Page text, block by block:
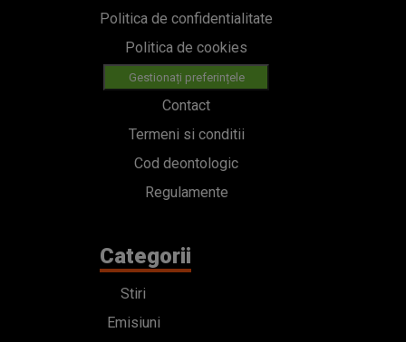
Politica de confidentialitate
Politica de cookies
Gestionați preferințele
Contact
Termeni si conditii
Cod deontologic
Regulamente
Categorii
Stiri
Emisiuni